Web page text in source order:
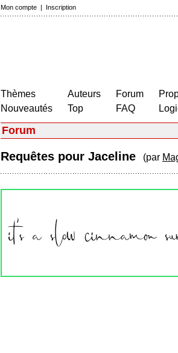
Mon compte | Inscription
Thèmes
Nouveautés
Auteurs
Top
Forum
FAQ
Forum
Requêtes pour Jaceline (par